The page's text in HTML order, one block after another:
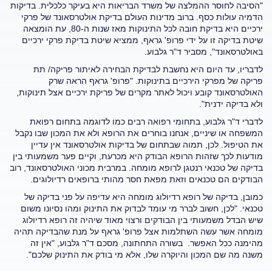
"הסיבה לחוסר ההמלצה של משרד הבריאות היא בעיקר כלכלית. בדיקות
הדמיה עולות כסף. ברוב מדינות העולם בדיקת אולטרסאונד של פרקי
ירכיים היא בדיקת חובה לכל התינוקות מאז שנות ה-80, עת הומצאה
שיטת בדיקה זו על ידי פרופ' גראף, ממציא שיטת בדיקת פרקי ירכיים
באולטרסאונד", מסביר ד"ר גלבוע.
לדבריו, עד היום היא נחשבת לבדיקת הבחירה לאיתור פריקה/ תת
פריקה של מפרקי הירכיים בתינוקות. "פרופ' גראף הראה שרק
האולטרסאונד קובע ויכול לאתר מקרים של פריקת ירכיים אצל תינוקות,
ולא בדיקה ידנית".
לדברי ד"ר גלבוע, בתחומי רפואה רבים כמו לדוגמה בתחום רפואת
המשפחה או שיניים, אנחנו בוחרים את הרופא ולא את המכון שבו נקבל
את הטיפול. לכן, תמוה שבתחום של בדיקות אולטרסאונד אין עדיין
מודעות לכך שזהות הרופא הבודק היא מכרעת, וקיים פער משמעותי בין
בדיקה של טכנאי רנטגן לרופא מומחה. במרבית מכוני האולטרסאונד, רוב
הבודקים הם טכנאים וזאת מפאת חסר מהותי ברופאים רדיולוגים.
כמובן, בדיקה של רופא רדיולוג מומחה היא עדיפה על פני בדיקה של
טכנאי. "לכן, חשוב לברר מי עומד לבדוק את התינוק ומהו נסיונו משום
שיש הבדל משמעותי בין הבודקים ורצוי מאוד שיהיה זה רופא רדיולוג
מומחה אשר עשה השתלמות אצל פרופ' גראף על מנת שהבדיקה תהיה
מהימנה ככל האפשר. בשורה התחתונה, מסכם ד"ר גלבוע, "אין זה
משנה מה שם המכון והיוקרה שלו, אלא מי בודק את התינוק שלכם".